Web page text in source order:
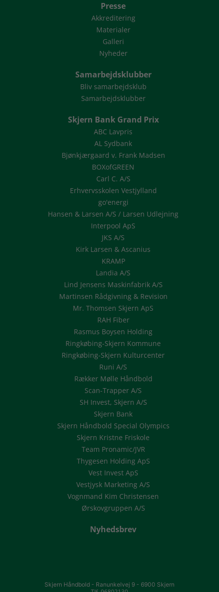
Presse
Akkreditering
Materialer
Galleri
Nyheder
Samarbejdsklubber
Bliv samarbejdsklub
Samarbejdsklubber
Skjern Bank Grand Prix
ABC Lavpris
AL Sydbank
Bjønkjærgaard v. Frank Madsen
BOXofGREEN
Carl C. A/S
Erhvervsskolen Vestjylland
go'energi
Hansen & Larsen A/S / Larsen Udlejning
Interpool ApS
JKS A/S
Kirk Larsen & Ascanius
KRAMP
Landia A/S
Lind Jensens Maskinfabrik A/S
Martinsen Rådgivning & Revision
Mr. Thomsen Skjern ApS
RAH Fiber
Rasmus Boysen Holding
Ringkøbing-Skjern Kommune
Ringkøbing-Skjern Kulturcenter
Runi A/S
Rækker Mølle Håndbold
Scan-Trapper A/S
SH Invest, Skjern A/S
Skjern Bank
Skjern Håndbold Special Olympics
Skjern Kristne Friskole
Team Pronamic/JVR
Thygesen Holding ApS
Vest Invest ApS
Vestjysk Marketing A/S
Vognmand Kim Christensen
Ørskovgruppen A/S
Nyhedsbrev
Skjern Håndbold - Ranunkelvej 9 - 6900 Skjern